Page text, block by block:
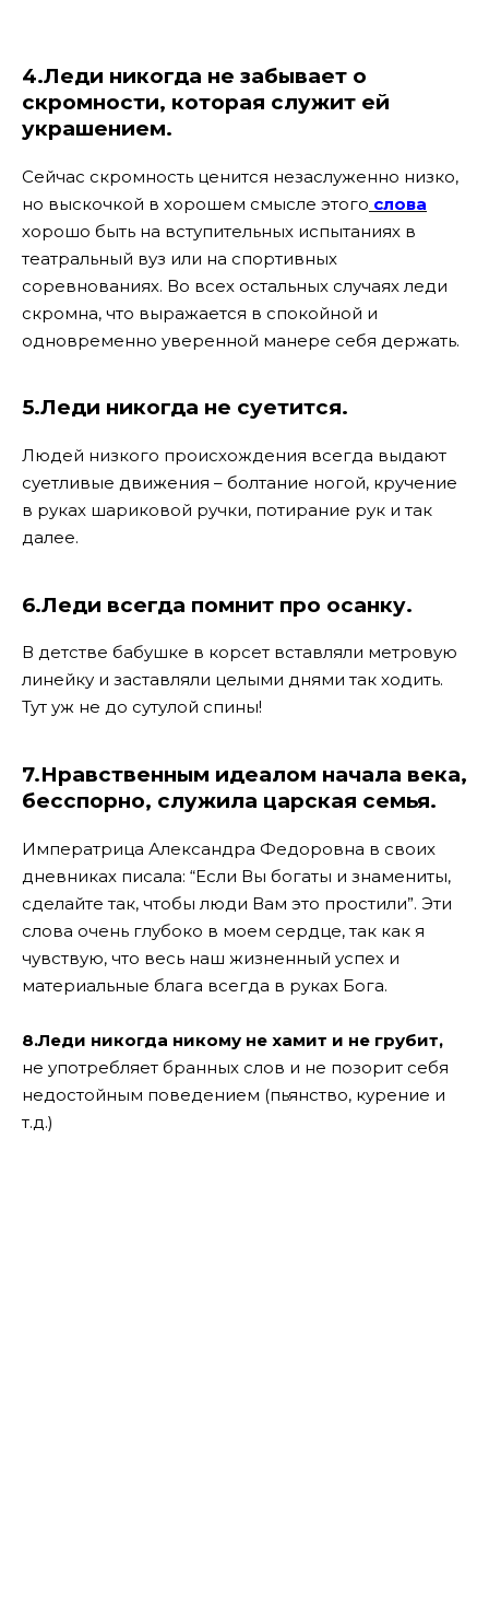
4.Леди никогда не забывает о
скромности, которая служит ей
украшением.
Сейчас скромность ценится незаслуженно низко,
но выскочкой в хорошем смысле этого слова
хорошо быть на вступительных испытаниях в
театральный вуз или на спортивных
соревнованиях. Во всех остальных случаях леди
скромна, что выражается в спокойной и
одновременно уверенной манере себя держать.
5.Леди никогда не суетится.
Людей низкого происхождения всегда выдают
суетливые движения – болтание ногой, кручение
в руках шариковой ручки, потирание рук и так
далее.
6.Леди всегда помнит про осанку.
В детстве бабушке в корсет вставляли метровую
линейку и заставляли целыми днями так ходить.
Тут уж не до сутулой спины!
7.Нравственным идеалом начала века,
бесспорно, служила царская семья.
Императрица Александра Федоровна в своих
дневниках писала: “Если Вы богаты и знамениты,
сделайте так, чтобы люди Вам это простили”. Эти
слова очень глубоко в моем сердце, так как я
чувствую, что весь наш жизненный успех и
материальные блага всегда в руках Бога.
8.Леди никогда никому не хамит и не грубит,
не употребляет бранных слов и не позорит себя
недостойным поведением (пьянство, курение и
т.д.)